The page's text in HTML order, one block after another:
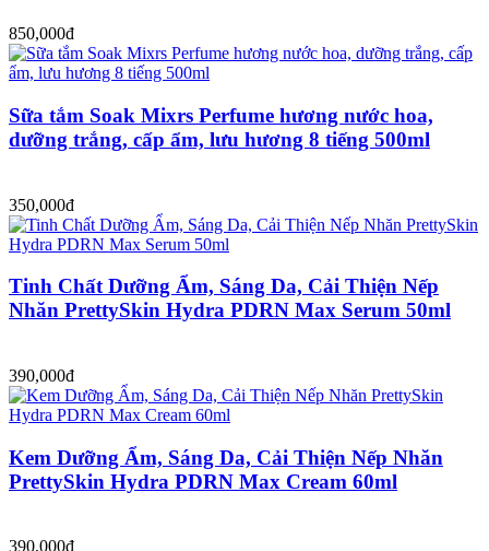
850,000đ
Sữa tắm Soak Mixrs Perfume hương nước hoa,
dưỡng trắng, cấp ẩm, lưu hương 8 tiếng 500ml
350,000đ
Tinh Chất Dưỡng Ẩm, Sáng Da, Cải Thiện Nếp
Nhăn PrettySkin Hydra PDRN Max Serum 50ml
390,000đ
Kem Dưỡng Ẩm, Sáng Da, Cải Thiện Nếp Nhăn
PrettySkin Hydra PDRN Max Cream 60ml
390,000đ